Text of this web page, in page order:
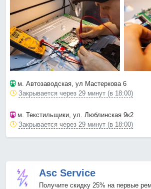
м. Автозаводская, ул Мастеркова 6
Закрывается через 29 минут (в 18:00)
м. Текстильщики, ул. Люблинская 9к2
Закрывается через 29 минут (в 18:00)
Asc Service
Получите скидку 25% на первые